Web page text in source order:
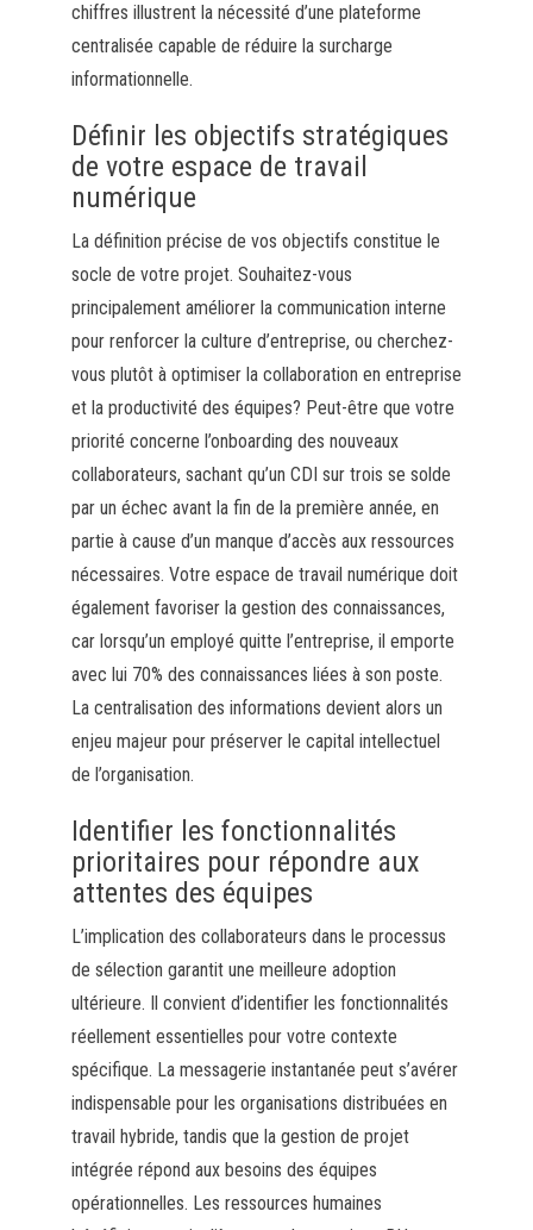
chiffres illustrent la nécessité d’une plateforme
centralisée capable de réduire la surcharge
informationnelle.
Définir les objectifs stratégiques
de votre espace de travail
numérique
La définition précise de vos objectifs constitue le
socle de votre projet. Souhaitez-vous
principalement améliorer la communication interne
pour renforcer la culture d’entreprise, ou cherchez-
vous plutôt à optimiser la collaboration en entreprise
et la productivité des équipes? Peut-être que votre
priorité concerne l’onboarding des nouveaux
collaborateurs, sachant qu’un CDI sur trois se solde
par un échec avant la fin de la première année, en
partie à cause d’un manque d’accès aux ressources
nécessaires. Votre espace de travail numérique doit
également favoriser la gestion des connaissances,
car lorsqu’un employé quitte l’entreprise, il emporte
avec lui 70% des connaissances liées à son poste.
La centralisation des informations devient alors un
enjeu majeur pour préserver le capital intellectuel
de l’organisation.
Identifier les fonctionnalités
prioritaires pour répondre aux
attentes des équipes
L’implication des collaborateurs dans le processus
de sélection garantit une meilleure adoption
ultérieure. Il convient d’identifier les fonctionnalités
réellement essentielles pour votre contexte
spécifique. La messagerie instantanée peut s’avérer
indispensable pour les organisations distribuées en
travail hybride, tandis que la gestion de projet
intégrée répond aux besoins des équipes
opérationnelles. Les ressources humaines